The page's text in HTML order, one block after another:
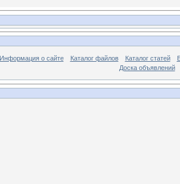
Информация о сайте Каталог файлов Каталог статей
Доска объявлений